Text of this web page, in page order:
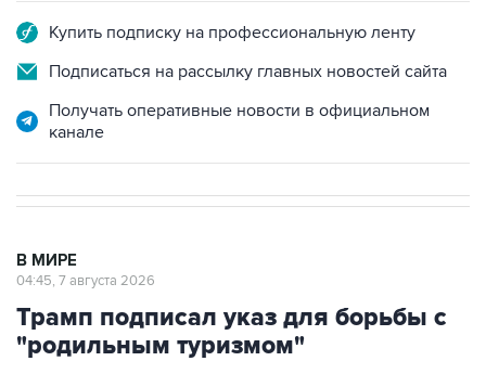
Подписаться на рассылку главных новостей сайта
Получать оперативные новости в официальном
Трамп подписал указ для борьбы с
"родильным туризмом"